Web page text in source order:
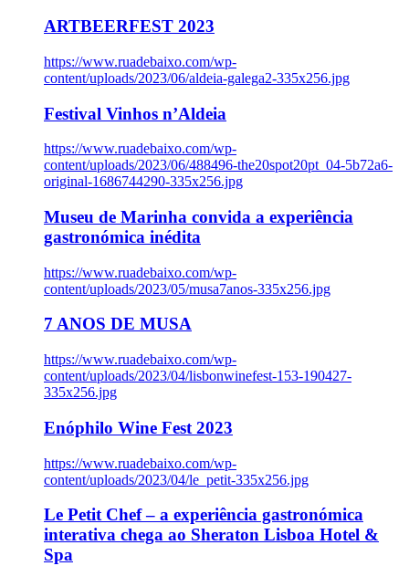
ARTBEERFEST 2023
https://www.ruadebaixo.com/wp-
content/uploads/2023/06/aldeia-galega2-335x256.jpg
Festival Vinhos n’Aldeia
https://www.ruadebaixo.com/wp-
content/uploads/2023/06/488496-the20spot20pt_04-5b72a6-
original-1686744290-335x256.jpg
Museu de Marinha convida a experiência
gastronómica inédita
https://www.ruadebaixo.com/wp-
content/uploads/2023/05/musa7anos-335x256.jpg
7 ANOS DE MUSA
https://www.ruadebaixo.com/wp-
content/uploads/2023/04/lisbonwinefest-153-190427-
335x256.jpg
Enóphilo Wine Fest 2023
https://www.ruadebaixo.com/wp-
content/uploads/2023/04/le_petit-335x256.jpg
Le Petit Chef – a experiência gastronómica
interativa chega ao Sheraton Lisboa Hotel &
Spa